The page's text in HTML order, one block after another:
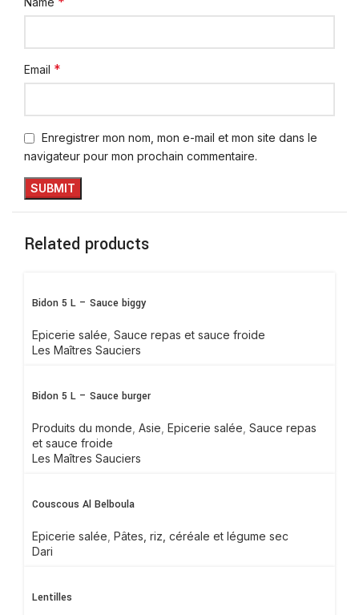
Email *
Enregistrer mon nom, mon e-mail et mon site dans le
navigateur pour mon prochain commentaire.
Related products
Bidon 5 L – Sauce biggy
Epicerie salée Sauce repas et sauce froide
Les Maîtres Sauciers
Bidon 5 L – Sauce burger
Produits du monde Asie Epicerie salée Sauce repas
et sauce froide
Les Maîtres Sauciers
Couscous Al Belboula
Epicerie salée Pâtes, riz, céréale et légume sec
Dari
Lentilles